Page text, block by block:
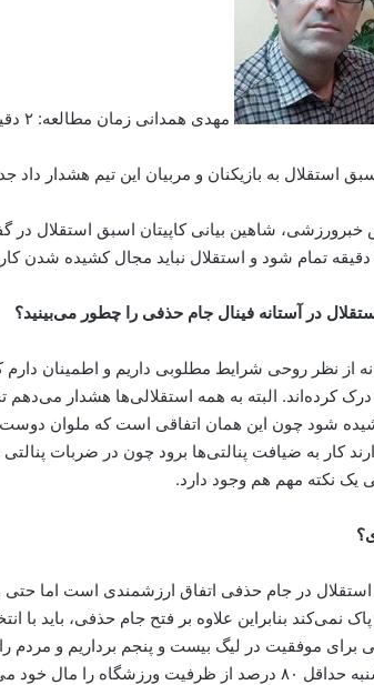
مهدی همدانی زمان مطالعه: ۲ دقیقه
استقلال به بازیکنان و مربیان این تیم هشدار
خبرورزشی، شاهین بیانی کاپیتان اسبق استقلال در
در آستانه فینال جام حذفی را چطور می‌بینید؟
از نظر روحی شرایط مطلوبی داریم و اطمینان
کرده‌اند. البته به همه استقلالی‌ها هشدار
شود چون این همان اتفاقی است که ملوان دوست
کار به ضیافت پنالتی‌ها برود چون در ضربات
یک نکته مهم هم وجود دارد.
در جام حذفی اتفاق ارزشمندی است اما حتی
نمی‌کند بنابراین علاوه بر فتح جام حذفی، باید
برای موفقیت در لیگ بیست و پنجم برداریم و مردم
روز پنجشنبه حداقل ۸۰ درصد از ظرفیت ورزشگاه